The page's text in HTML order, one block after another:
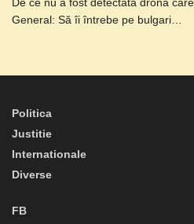
De ce nu a fost detectată drona
General: Să îi întrebe pe bulgari…
Politica
Justitie
Internationale
Diverse
FB